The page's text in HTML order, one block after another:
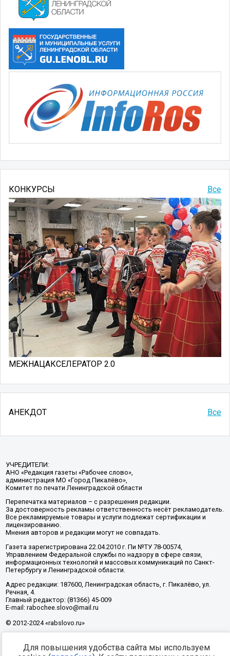
Все
КОНКУРСЫ
МЕЖНАЦАКСЕЛЕРАТОР 2.0
АНЕКДОТ Все
УЧРЕДИТЕЛИ:
АНО «Редакция газеты «Рабочее слово»,
администрация МО «Город Пикалёво»,
Комитет по печати Ленинградской области
Перепечатка материалов – с разрешения редакции.
За достоверность рекламы ответственность несёт рекламодатель.
Все рекламируемые товары и услуги подлежат сертификации и
лицензированию.
Мнения авторов и редакции могут не совпадать.
Газета зарегистрирована 22.04.2010 г. Пи №ТУ 78-00574,
Управлением Федеральной службы по надзору в сфере связи,
информационных технологий и массовых коммуникаций по Санкт-
Петербургу и Ленинградской области.
Адрес редакции: 187600, Ленинградская область, г. Пикалёво, ул.
Речная, 4.
Главный редактор: (81366) 45-009
E-mail: rabochee.slovo@mail.ru
© 2012-2024 «rabslovo.ru»
Разработка -
Для повышения удобства сайта мы используем